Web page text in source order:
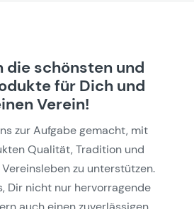
die schönsten und
für Dich und
Verein!
zur Aufgabe gemacht, mit
Qualität, Tradition und
zu unterstützen.
Dir nicht nur hervorragende